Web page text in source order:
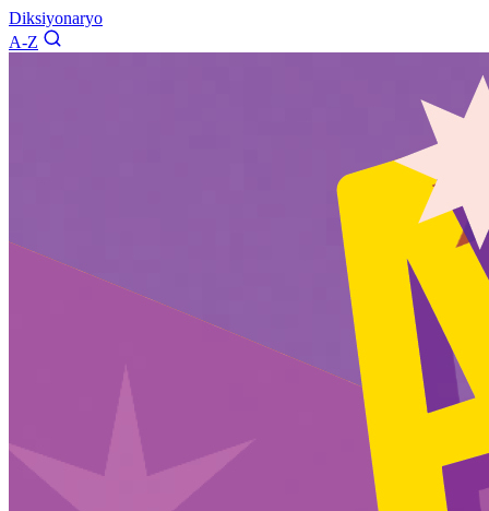
Diksiyonaryo
A-Z